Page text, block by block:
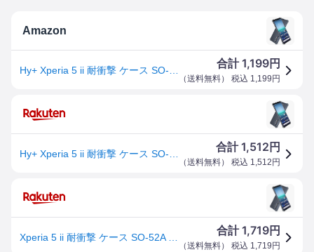
Amazon
合計1,199円
（送料無料） 税込 1,199 円
合計1,512 円
（送料無料） 税込 1,512 円
合計1,719円
（送料無料） 税込 1,719 円